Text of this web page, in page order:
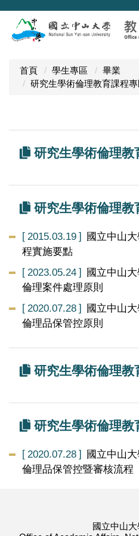
跳
主
首頁 學生專區
畢業
研究生學術倫理教育課程專
研究生學術倫理教
研究生學術倫理教
2015.03.19
國立中山
程實施要點
2023.05.24
國立中山
倫理案件處理原則
2020.07.28
國立中山
倫理品保管控原則
研究生學術倫理教
研究生學術倫理教
2020.07.28
國立中山
倫理品保管控暨審核流程
國立中山